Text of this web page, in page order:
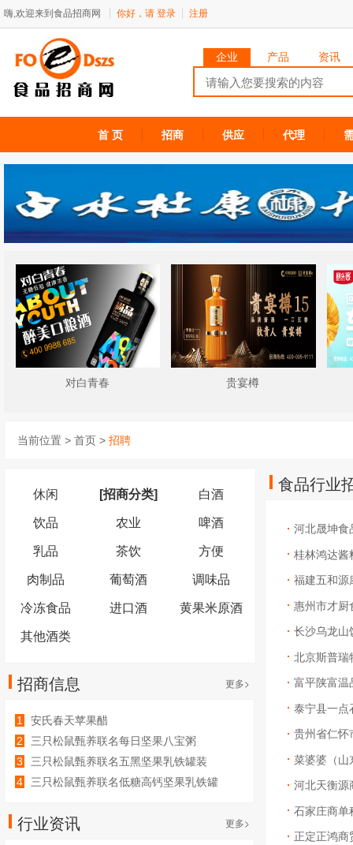
嗨,欢迎来到食品招商网 你好，请 登录 注册
企业 产品 资讯
首 页 招商 供应 代理
对白青春 贵宴樽
当前位置 > 首页 > 招聘
食品行业
河北晟坤食
桂林鸿达酱
福建五和源
惠州市才厨
长沙乌龙山
北京斯普瑞
富平陕富温
泰宁县一点
贵州省仁怀
菜婆婆（山
河北天衡源
石家庄商单
正定正鸿商
休闲 [招商分类] 白酒
饮品 农业 啤酒
乳品 茶饮 方便
肉制品 葡萄酒 调味品
冷冻食品 进口酒 黄果米原酒
其他酒类
招商信息 更多>
1
安氏春天苹果醋
2
三只松鼠甄养联名每日坚果八宝粥
330g*12罐礼盒装
3
三只松鼠甄养联名五黑坚果乳铁罐装
240ml*20罐彩箱装
4
三只松鼠甄养联名低糖高钙坚果乳铁罐
行业资讯 更多>